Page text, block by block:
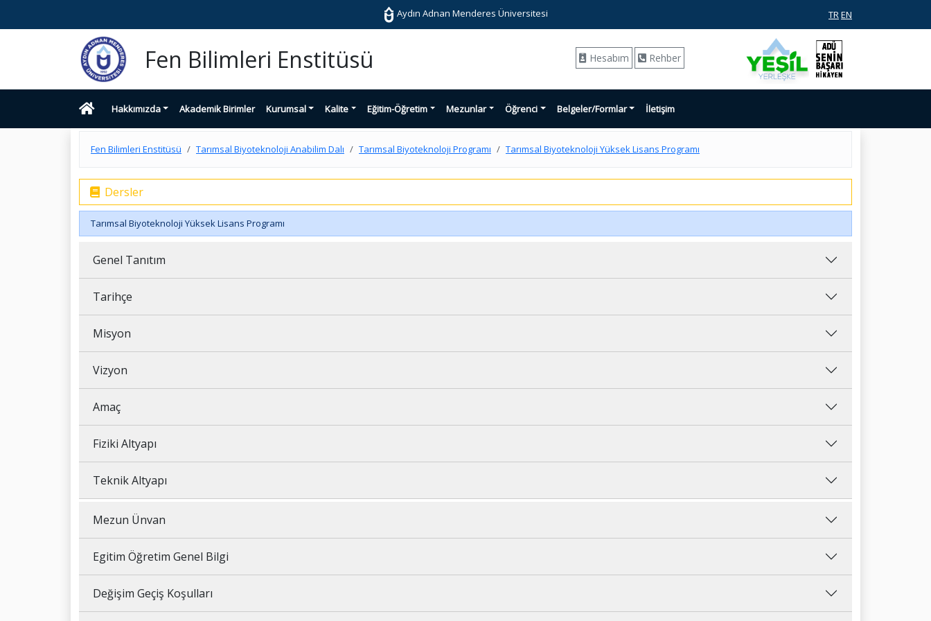
Aydın Adnan Menderes Üniversitesi TR EN
Fen Bilimleri Enstitüsü Hesabım Rehber
Hakkımızda Akademik Birimler Kurumsal Kalite Eğitim-Öğretim Mezunlar Öğrenci Belgeler/Formlar İletişim
Fen Bilimleri Enstitüsü Tarımsal Biyoteknoloji Anabilim Dalı Tarımsal Biyoteknoloji Programı Tarımsal Biyoteknoloji Yüksek Lisans Programı
Dersler
Tarımsal Biyoteknoloji Yüksek Lisans Programı
Genel Tanıtım
Tarihçe
Misyon
Vizyon
Amaç
Fiziki Altyapı
Teknik Altyapı
Mezun Ünvan
Egitim Öğretim Genel Bilgi
Değişim Geçiş Koşulları